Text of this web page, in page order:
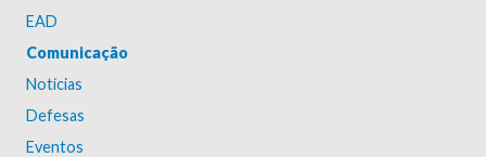
EAD
Comunicação
Notícias
Defesas
Eventos